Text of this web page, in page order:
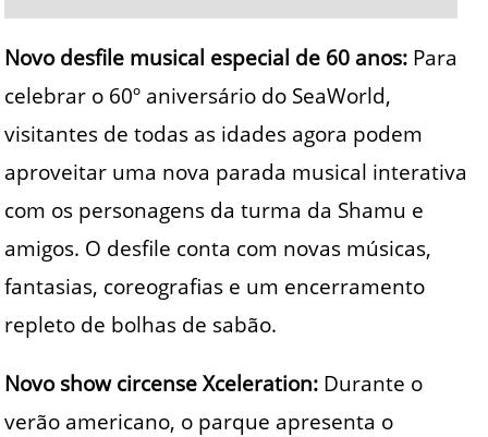
Novo desfile musical especial de 60 anos: Para
celebrar o 60º aniversário do SeaWorld,
visitantes de todas as idades agora podem
aproveitar uma nova parada musical interativa
com os personagens da turma da Shamu e
amigos. O desfile conta com novas músicas,
fantasias, coreografias e um encerramento
repleto de bolhas de sabão.
Novo show circense Xceleration: Durante o
verão americano, o parque apresenta o